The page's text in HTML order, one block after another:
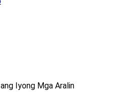
Iyong Mga Aralin